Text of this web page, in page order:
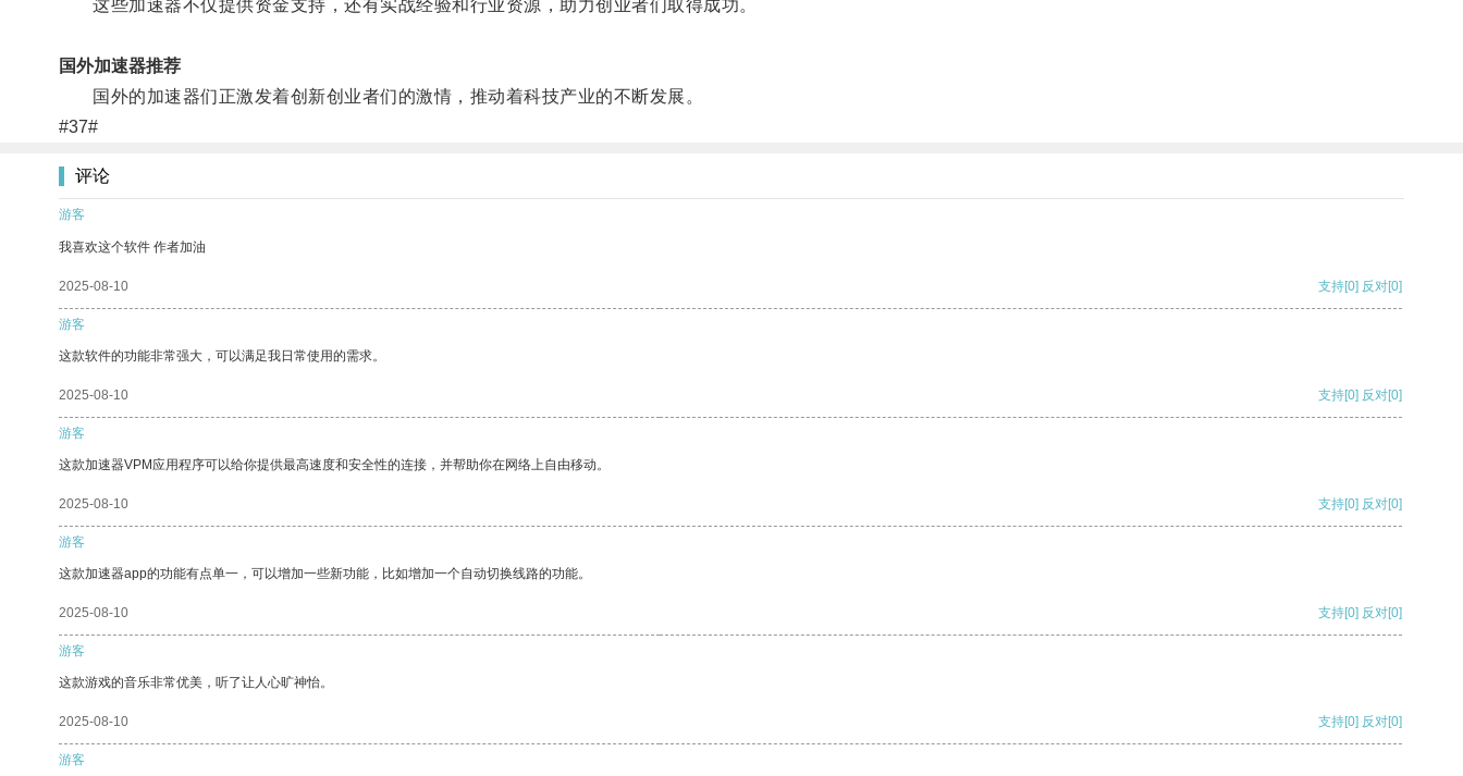
这些加速器不仅提供资金支持，还有实战经验和行业资源，助力创业者们取得成功。
国外加速器推荐
国外的加速器们正激发着创新创业者们的激情，推动着科技产业的不断发展。
#37#
评论
游客
我喜欢这个软件 作者加油
2025-08-10 支持[0] 反对[0]
游客
这款软件的功能非常强大，可以满足我日常使用的需求。
2025-08-10 支持[0] 反对[0]
游客
这款加速器VPM应用程序可以给你提供最高速度和安全性的连接，并帮助你在网络上自由移动。
2025-08-10 支持[0] 反对[0]
游客
这款加速器app的功能有点单一，可以增加一些新功能，比如增加一个自动切换线路的功能。
2025-08-10 支持[0] 反对[0]
游客
这款游戏的音乐非常优美，听了让人心旷神怡。
2025-08-10 支持[0] 反对[0]
游客